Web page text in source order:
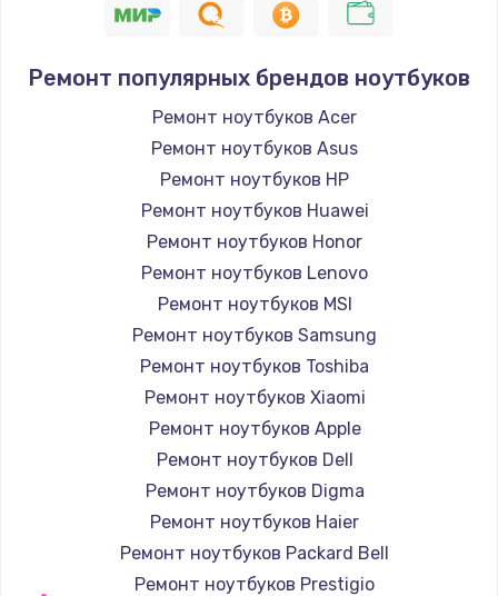
Ремонт популярных брендов ноутбуков
Ремонт ноутбуков Acer
Ремонт ноутбуков Asus
Ремонт ноутбуков HP
Ремонт ноутбуков Huawei
Ремонт ноутбуков Honor
Ремонт ноутбуков Lenovo
Ремонт ноутбуков MSI
Ремонт ноутбуков Samsung
Ремонт ноутбуков Toshiba
Ремонт ноутбуков Xiaomi
Ремонт ноутбуков Apple
Ремонт ноутбуков Dell
Ремонт ноутбуков Digma
Ремонт ноутбуков Haier
Ремонт ноутбуков Packard Bell
Ремонт ноутбуков Prestigio